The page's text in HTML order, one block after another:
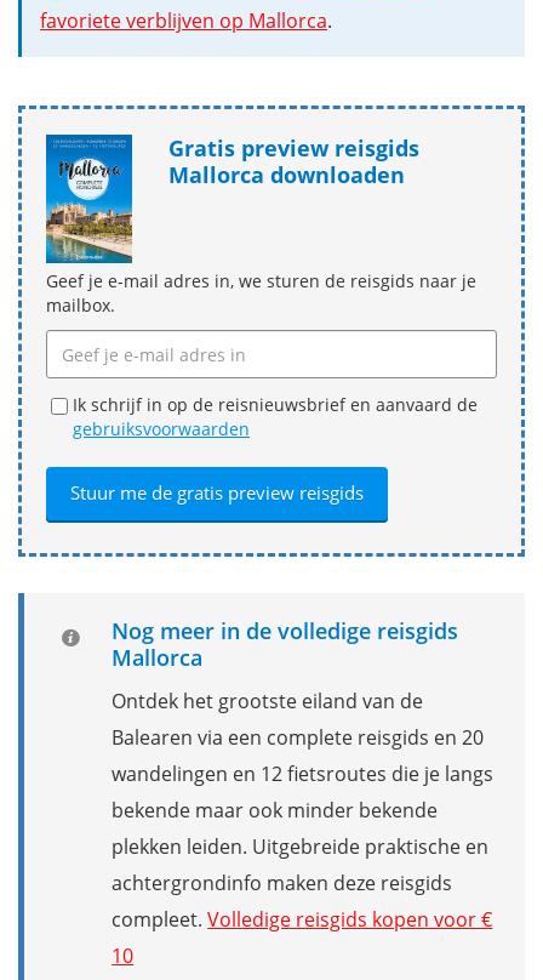
favoriete verblijven op Mallorca.
Gratis preview reisgids
Mallorca downloaden
Geef je e-mail adres in, we sturen de reisgids naar je
mailbox.
Ik schrijf in op de reisnieuwsbrief en aanvaard de
gebruiksvoorwaarden
Nog meer in de volledige reisgids
Mallorca
Ontdek het grootste eiland van de
Balearen via een complete reisgids en 20
wandelingen en 12 fietsroutes die je langs
bekende maar ook minder bekende
plekken leiden. Uitgebreide praktische en
achtergrondinfo maken deze reisgids
compleet.Volledige reisgids kopen voor €
10